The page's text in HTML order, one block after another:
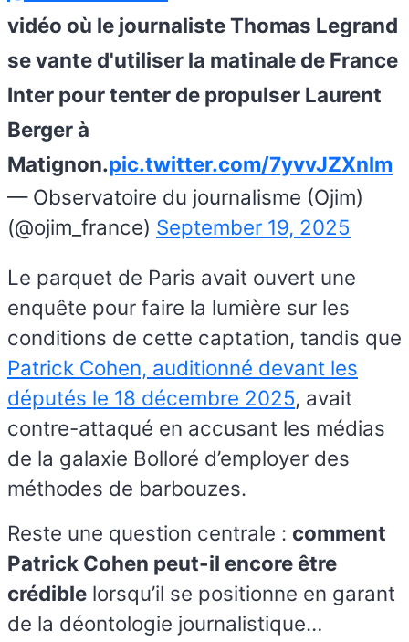
vidéo où le journaliste Thomas Legrand
se vante d'utiliser la matinale de France
Inter pour tenter de propulser Laurent
Berger à
Matignon.pic.twitter.com/7yvvJZXnlm
— Observatoire du journalisme (Ojim)
(@ojim_france) September 19, 2025
Le parquet de Paris avait ouvert une
enquête pour faire la lumière sur les
conditions de cette captation, tandis que
Patrick Cohen, auditionné devant les
députés le 18 décembre 2025, avait
contre-attaqué en accusant les médias
de la galaxie Bolloré d’employer des
méthodes de barbouzes.
Reste une question centrale : comment
Patrick Cohen peut-il encore être
crédible lorsqu’il se positionne en garant
de la déontologie journalistique…